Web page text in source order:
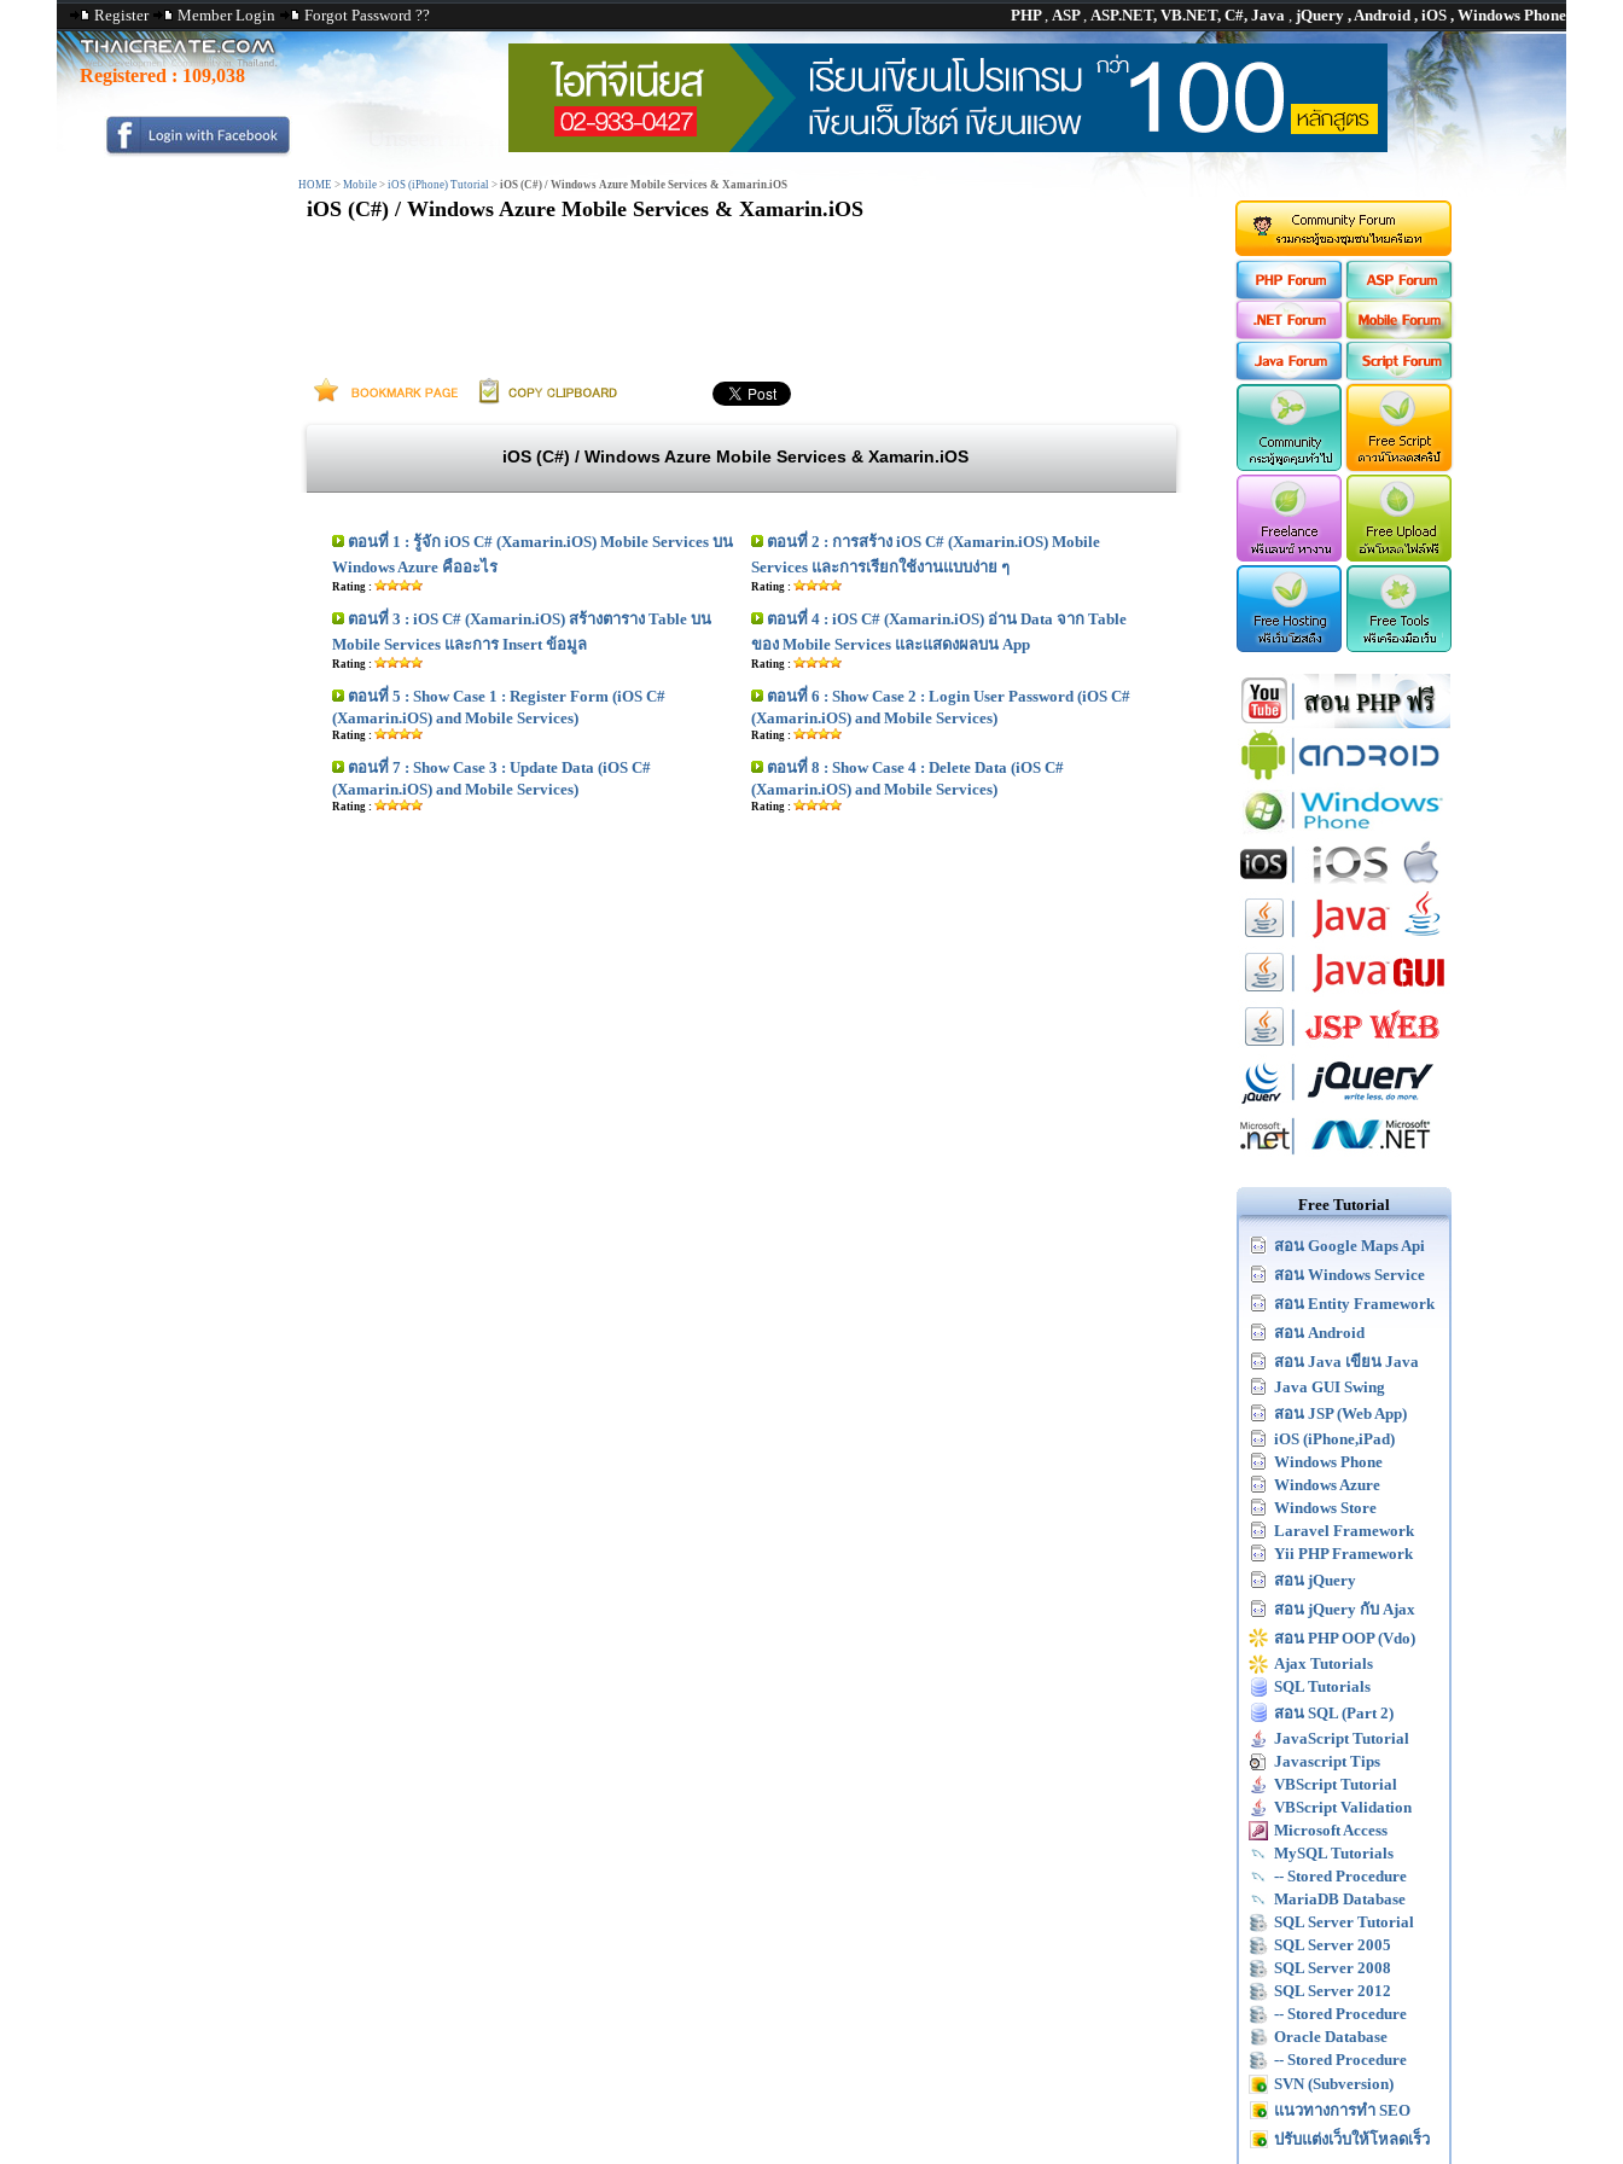
Register Member Login Forgot Password ?? PHP, ASP, ASP.NET, VB.NET, C#, Java , jQuery , Android , iOS , Windows Phone
Registered : 109,038
HOME > Mobile > iOS (iPhone) Tutorial > iOS (C#) / Windows Azure Mobile Services & Xamarin.iOS
iOS (C#) / Windows Azure Mobile Services & Xamarin.iOS
iOS (C#) / Windows Azure Mobile Services & Xamarin.iOS
ตอนที่ 1 : รู้จัก iOS C# (Xamarin.iOS) Mobile Services บน
Windows Azure คืออะไร
Rating :
ตอนที่ 2 : การสร้าง iOS C# (Xamarin.iOS) Mobile
Services และการเรียกใช้งานแบบง่าย ๆ
Rating :
ตอนที่ 3 : iOS C# (Xamarin.iOS) สร้างตาราง Table บน
Mobile Services และการ Insert ข้อมูล
Rating :
ตอนที่ 4 : iOS C# (Xamarin.iOS) อ่าน Data จาก Table
ของ Mobile Services และแสดงผลบน App
Rating :
ตอนที่ 5 : Show Case 1 : Register Form (iOS C#
(Xamarin.iOS) and Mobile Services)
Rating :
ตอนที่ 6 : Show Case 2 : Login User Password (iOS C#
(Xamarin.iOS) and Mobile Services)
Rating :
ตอนที่ 7 : Show Case 3 : Update Data (iOS C#
(Xamarin.iOS) and Mobile Services)
Rating :
ตอนที่ 8 : Show Case 4 : Delete Data (iOS C#
(Xamarin.iOS) and Mobile Services)
Rating :
Free Tutorial
สอน Google Maps Api
สอน Windows Service
สอน Entity Framework
สอน Android
สอน Java เขียน Java
Java GUI Swing
สอน JSP (Web App)
iOS (iPhone,iPad)
Windows Phone
Windows Azure
Windows Store
Laravel Framework
Yii PHP Framework
สอน jQuery
สอน jQuery กับ Ajax
สอน PHP OOP (Vdo)
Ajax Tutorials
SQL Tutorials
สอน SQL (Part 2)
JavaScript Tutorial
Javascript Tips
VBScript Tutorial
VBScript Validation
Microsoft Access
MySQL Tutorials
-- Stored Procedure
MariaDB Database
SQL Server Tutorial
SQL Server 2005
SQL Server 2008
SQL Server 2012
-- Stored Procedure
Oracle Database
-- Stored Procedure
SVN (Subversion)
แนวทางการทำ SEO
ปรับแต่งเว็บให้โหลดเร็ว